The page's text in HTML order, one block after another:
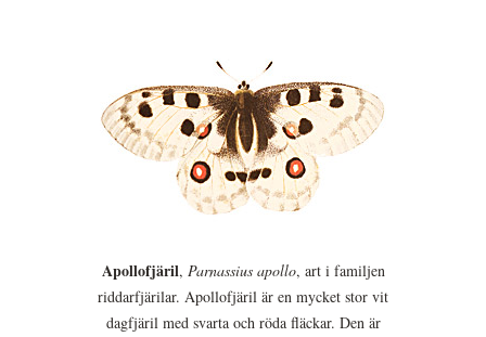
Apollofjäril, Parnassius apollo, art i familjen
riddarfjärilar. Apollofjäril är en mycket stor vit
dagfjäril med svarta och röda fläckar. Den är